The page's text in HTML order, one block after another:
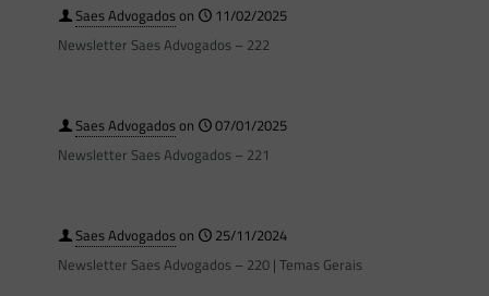
Saes Advogadoson
11/02/2025
Newsletter Saes Advogados – 222
Saes Advogadoson
07/01/2025
Newsletter Saes Advogados – 221
Saes Advogadoson
25/11/2024
Newsletter Saes Advogados – 220 | Temas Gerais